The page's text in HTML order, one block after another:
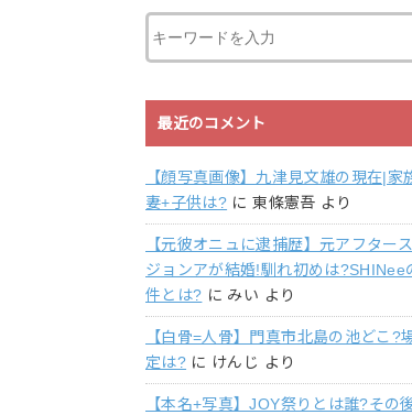
最近のコメント
【顔写真画像】九津見文雄の現在|家
妻+子供は? に東條憲吾 より
【元彼オニュに逮捕歴】元アフター
ジョンアが結婚!馴れ初めは?SHINee
件とは? に みい より
【白骨=人骨】門真市北島の池どこ?
定は? に けんじ より
【本名+写真】JOY祭りとは誰?その